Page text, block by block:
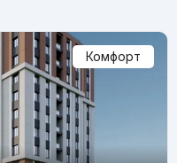
Комфорт